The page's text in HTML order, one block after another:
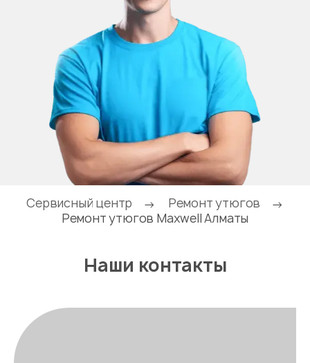
Сервисный центр → Ремонт утюгов
→
Ремонт утюгов Maxwell Алматы
Наши контакты